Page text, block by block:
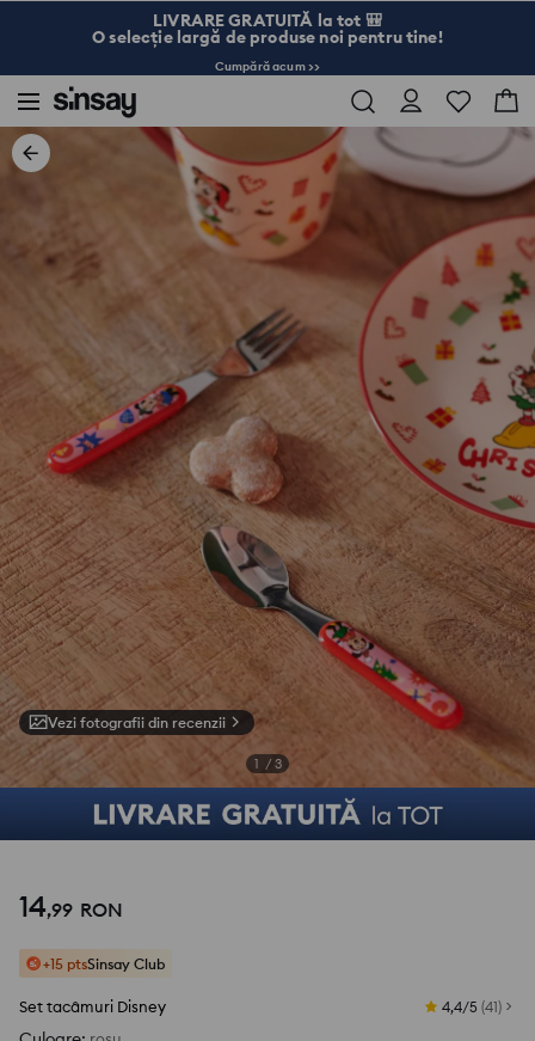
LIVRARE GRATUITĂ la tot 🎒
O selecție largă de produse noi pentru tine!
Cumpără acum >>
Vezi fotografii din recenzii
1 / 3
14,99 RON
+15 ptsSinsay Club
Set tacâmuri Disney 4,4/5 (41)